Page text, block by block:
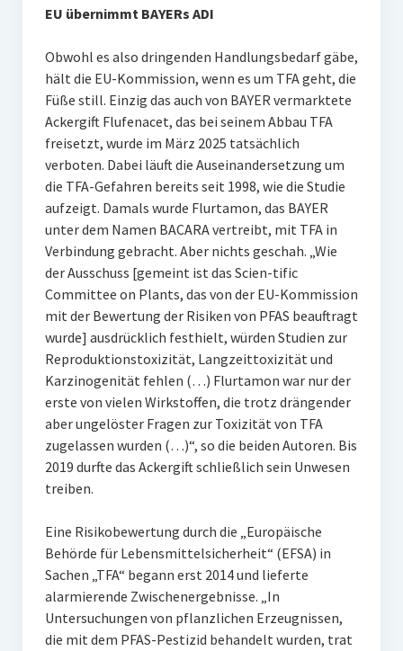
EU übernimmt BAYERs ADI
Obwohl es also dringenden Handlungsbedarf gäbe,
hält die EU-Kommission, wenn es um TFA geht, die
Füße still. Einzig das auch von BAYER vermarktete
Ackergift Flufenacet, das bei seinem Abbau TFA
freisetzt, wurde im März 2025 tatsächlich
verboten. Dabei läuft die Auseinandersetzung um
die TFA-Gefahren bereits seit 1998, wie die Studie
aufzeigt. Damals wurde Flurtamon, das BAYER
unter dem Namen BACARA vertreibt, mit TFA in
Verbindung gebracht. Aber nichts geschah. „Wie
der Ausschuss [gemeint ist das Scien-tific
Committee on Plants, das von der EU-Kommission
mit der Bewertung der Risiken von PFAS beauftragt
wurde] ausdrücklich festhielt, würden Studien zur
Reproduktionstoxizität, Langzeittoxizität und
Karzinogenität fehlen (…) Flurtamon war nur der
erste von vielen Wirkstoffen, die trotz drängender
aber ungelöster Fragen zur Toxizität von TFA
zugelassen wurden (…)“, so die beiden Autoren. Bis
2019 durfte das Ackergift schließlich sein Unwesen
treiben.
Eine Risikobewertung durch die „Europäische
Behörde für Lebensmittelsicherheit“ (EFSA) in
Sachen „TFA“ begann erst 2014 und lieferte
alarmierende Zwischenergebnisse. „In
Untersuchungen von pflanzlichen Erzeugnissen,
die mit dem PFAS-Pestizid behandelt wurden, trat